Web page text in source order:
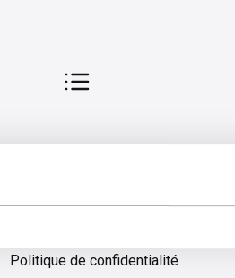
Politique de confidentialité